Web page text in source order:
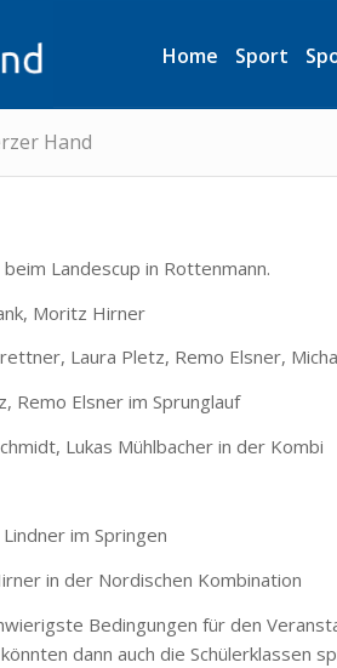
Home Sport
Hand
Landescup in Rottenmann.
Moritz Hirner
Laura Pletz, Remo Elsner,
Remo Elsner im Sprunglauf
Lukas Mühlbacher in der Kombi
im Springen
in der Nordischen Kombination
Bedingungen für den
dann auch die Schülerklassen